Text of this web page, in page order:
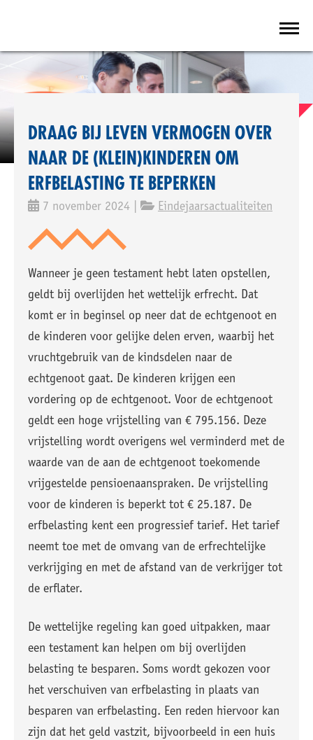
DRAAG BIJ LEVEN VERMOGEN OVER
NAAR DE (KLEIN)KINDEREN OM
ERFBELASTING TE BEPERKEN
7 november 2024 | Eindejaarsactualiteiten
Wanneer je geen testament hebt laten opstellen,
geldt bij overlijden het wettelijk erfrecht. Dat
komt er in beginsel op neer dat de echtgenoot en
de kinderen voor gelijke delen erven, waarbij het
vruchtgebruik van de kindsdelen naar de
echtgenoot gaat. De kinderen krijgen een
vordering op de echtgenoot. Voor de echtgenoot
geldt een hoge vrijstelling van € 795.156. Deze
vrijstelling wordt overigens wel verminderd met de
waarde van de aan de echtgenoot toekomende
vrijgestelde pensioenaanspraken. De vrijstelling
voor de kinderen is beperkt tot € 25.187. De
erfbelasting kent een progressief tarief. Het tarief
neemt toe met de omvang van de erfrechtelijke
verkrijging en met de afstand van de verkrijger tot
de erflater.
De wettelijke regeling kan goed uitpakken, maar
een testament kan helpen om bij overlijden
belasting te besparen. Soms wordt gekozen voor
het verschuiven van erfbelasting in plaats van
besparen van erfbelasting. Een reden hiervoor kan
zijn dat het geld vastzit, bijvoorbeeld in een huis